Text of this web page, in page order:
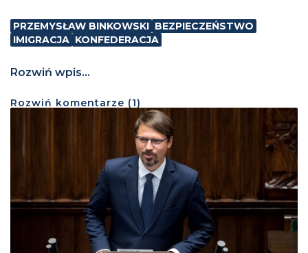
PRZEMYSŁAW BINKOWSKI BEZPIECZEŃSTWO
IMIGRACJA KONFEDERACJA
Rozwiń wpis...
Rozwiń komentarze (1)